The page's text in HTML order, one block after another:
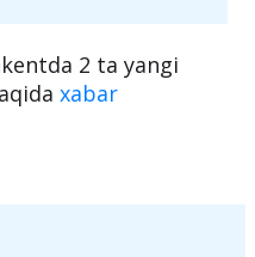
2 ta yangi
xabar